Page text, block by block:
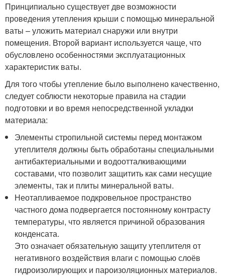
Принципиально существует две возможности
проведения утепления крыши с помощью минеральной
ваты – уложить материал снаружи или внутри
помещения. Второй вариант используется чаще, что
обусловлено особенностями эксплуатационных
характеристик ваты.
Для того чтобы утепление было выполнено качественно,
следует соблюсти некоторые правила на стадии
подготовки и во время непосредственной укладки
материала:
Элементы стропильной системы перед монтажом
утеплителя должны быть обработаны специальными
антибактериальными и водоотталкивающими
составами, что позволит защитить как сами несущие
элементы, так и плиты минеральной ваты.
Неотапливаемое подкровельное пространство
частного дома подвергается постоянному контрасту
температуры, что является причиной образования
конденсата.
Это означает обязательную защиту утеплителя от
негативного воздействия влаги с помощью слоёв
гидроизолирующих и пароизоляционных материалов.